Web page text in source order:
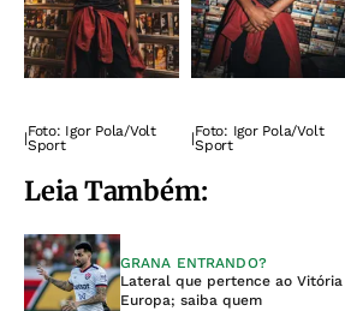
|Foto: Igor Pola/Volt
Sport
|Foto: Igor Pola/Volt
Sport
Leia Também:
GRANA ENTRANDO?
Lateral que pertence ao
Europa; saiba quem